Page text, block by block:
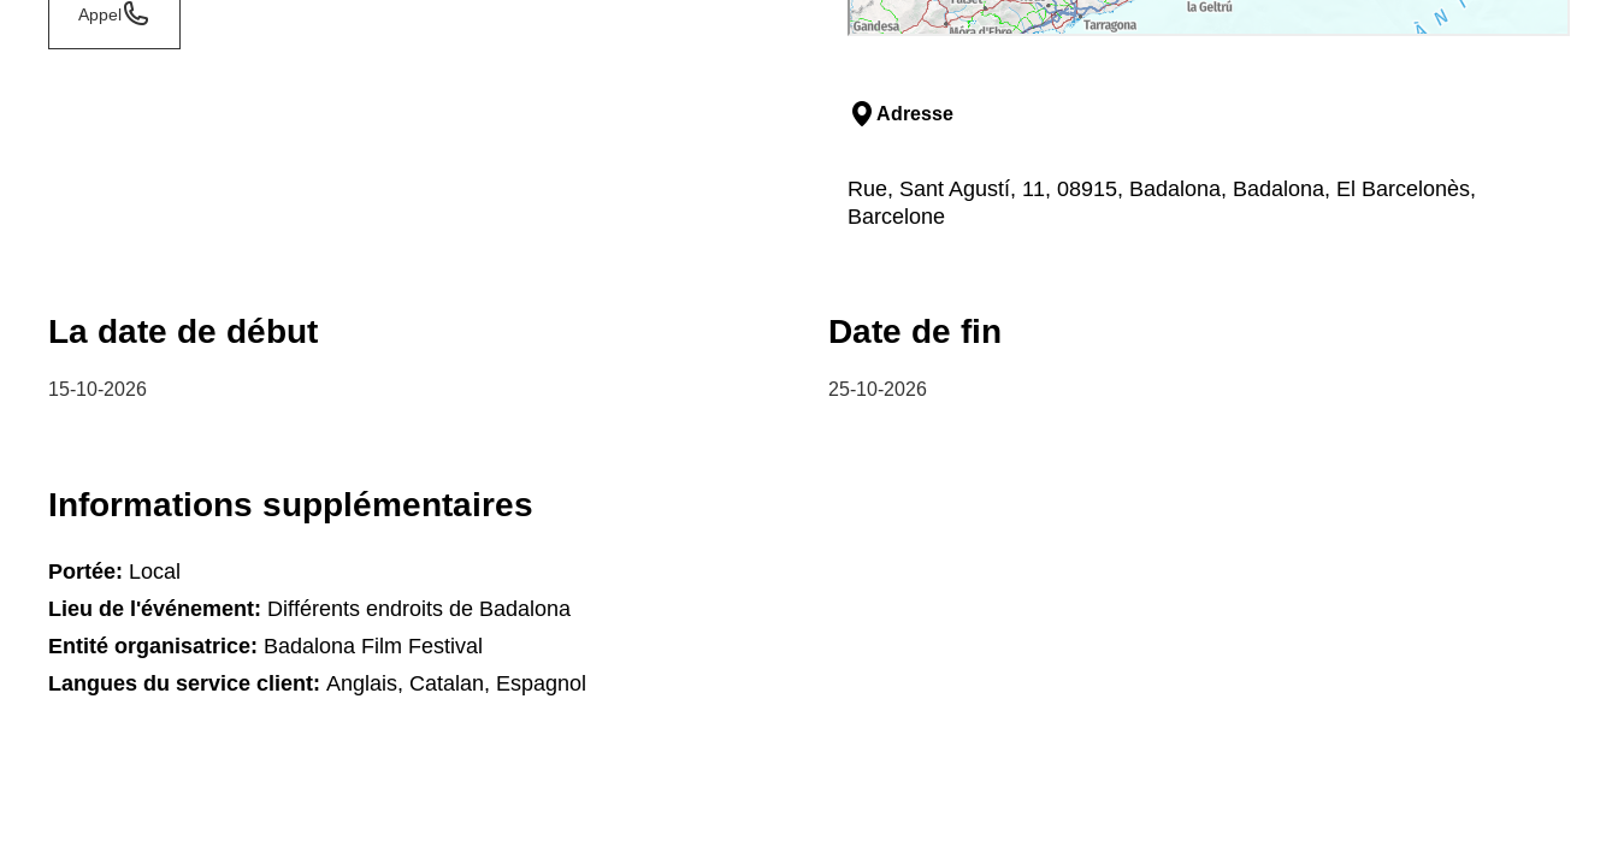
Appel
Adresse
Rue, Sant Agustí, 11, 08915, Badalona, Badalona, El Barcelonès,
Barcelone
La date de début
15-10-2026
Date de fin
25-10-2026
Informations supplémentaires
Portée: Local
Lieu de l'événement: Différents endroits de Badalona
Entité organisatrice: Badalona Film Festival
Langues du service client: Anglais, Catalan, Espagnol